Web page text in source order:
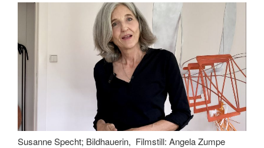
Susanne Specht; Bildhauerin, Filmstill: Angela Zumpe